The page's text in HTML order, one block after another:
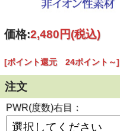
価格:2,480円(税込)
[ポイント還元 24ポイント～]
注文
PWR(度数)右目：